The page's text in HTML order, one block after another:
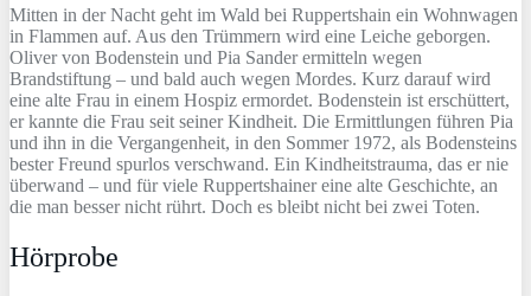
Mitten in der Nacht geht im Wald bei Ruppertshain ein Wohnwagen
in Flammen auf. Aus den Trümmern wird eine Leiche geborgen.
Oliver von Bodenstein und Pia Sander ermitteln wegen
Brandstiftung – und bald auch wegen Mordes. Kurz darauf wird
eine alte Frau in einem Hospiz ermordet. Bodenstein ist erschüttert,
er kannte die Frau seit seiner Kindheit. Die Ermittlungen führen Pia
und ihn in die Vergangenheit, in den Sommer 1972, als Bodensteins
bester Freund spurlos verschwand. Ein Kindheitstrauma, das er nie
überwand – und für viele Ruppertshainer eine alte Geschichte, an
die man besser nicht rührt. Doch es bleibt nicht bei zwei Toten.
Hörprobe